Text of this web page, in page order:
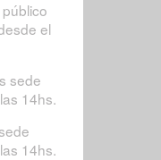
el
sede
14hs.
14hs.